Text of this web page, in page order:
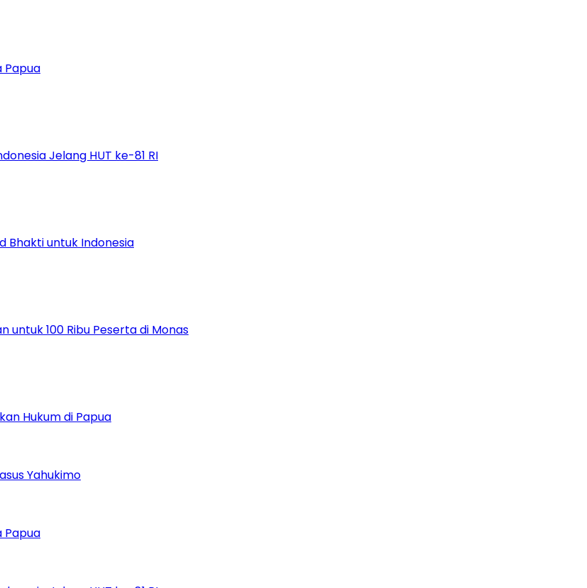
Papua
Jelang HUT ke-81 RI
Bhakti untuk Indonesia
untuk 100 Ribu Peserta di Monas
Hukum di Papua
Yahukimo
Papua